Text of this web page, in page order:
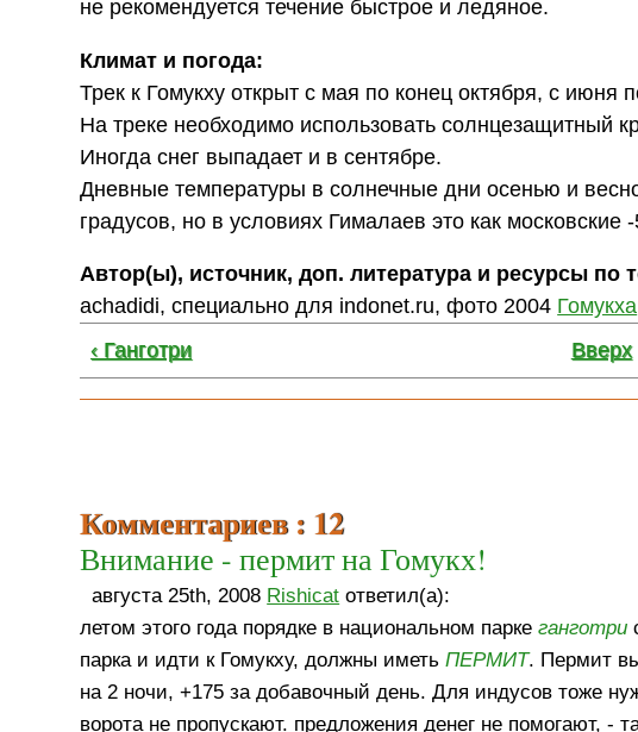
не рекомендуется течение быстрое и ледяное.
Климат и погода:
Трек к Гомукху открыт с мая по конец октября, с июня
На треке необходимо использовать солнцезащитный
Иногда снег выпадает и в сентябре.
Дневные температуры в солнечные дни осенью и
градусов, но в условиях Гималаев это как московские -
Автор(ы), источник, доп. литература и ресурсы по
achadidi, специально для indonet.ru, фото 2004 Гомукха
‹ Ганготри
Вверх
Комментариев : 12
Внимание - пермит на Гомукх!
августа 25th, 2008 Rishicat ответил(а):
летом этого года порядке в национальном паркеганготри
парка и идти к Гомукху, должны иметьПЕРМИТ. Пермит
на 2 ночи, +175 за добавочный день. Для индусов тоже
ворота не пропускают. предложения денег не помогают,